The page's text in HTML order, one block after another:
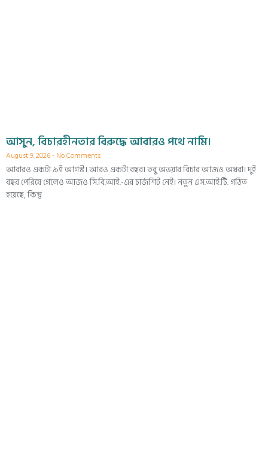
আসুন, বিচারহীনতার বিরুদ্ধে আবারও পথে নামি।
August 9, 2026 No Comments
আবারও একটা ৯ই আগস্ট। আরও একটা বছর। তবু অভয়ার বিচার আজও অধরা। দুই
বছর পেরিয়ে গেলেও আজও সি.বি.আই.-এর চার্জশিট নেই। নতুন এস.আই.টি. গঠিত
হয়েছে, কিন্তু